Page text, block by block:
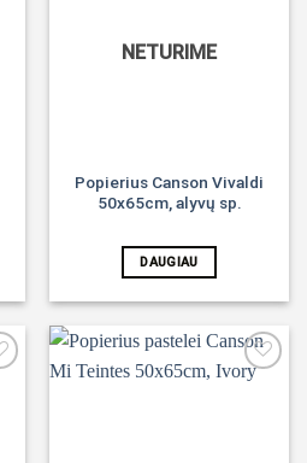
NETURIME
Popierius Canson Vivaldi
50x65cm, alyvų sp.
DAUGIAU